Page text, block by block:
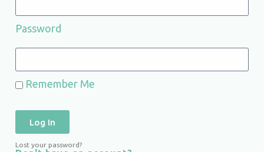
Password
Remember Me
Log In
Lost your password?